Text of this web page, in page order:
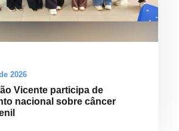
2026
Vicente participa de
nacional sobre câncer